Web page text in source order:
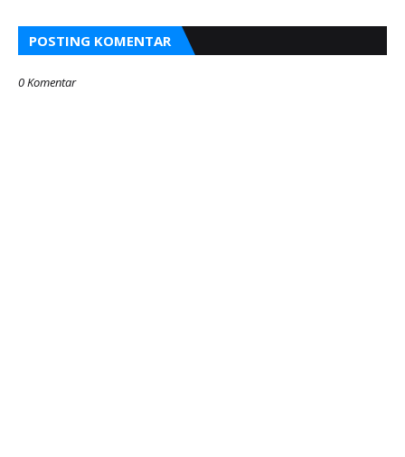
POSTING KOMENTAR
0 Komentar